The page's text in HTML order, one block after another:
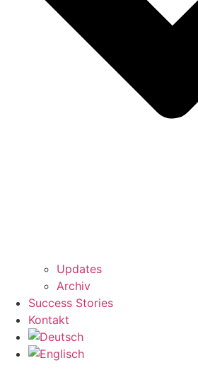
Updates
Archiv
Success Stories
Kontakt